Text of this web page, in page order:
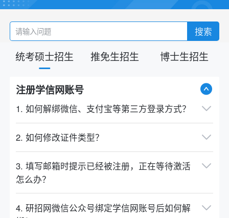
搜索
统考硕士招生 推免生招生 博士生招生
注册学信网账号
1. 如何解绑微信、支付宝等第三方登录方式？
2. 如何修改证件类型？
3. 填写邮箱时提示已经被注册，正在等待激活
怎么办？
4. 研招网微信公众号绑定学信网账号后如何解